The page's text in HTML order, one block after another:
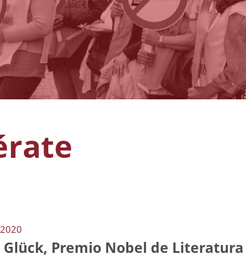
Glück, Premio Nobel de Literatura